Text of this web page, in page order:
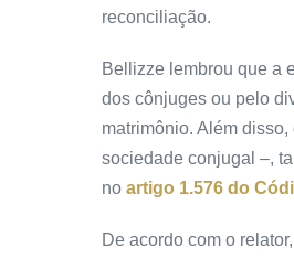
reconciliação.
Bellizze lembrou que a
dos cônjuges ou pelo
matrimônio. Além
sociedade conjugal –,
no artigo 1.576 do
De acordo com o